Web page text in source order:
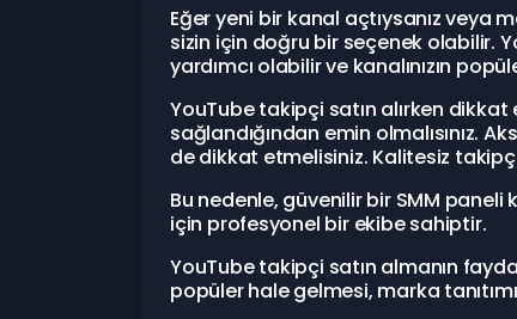
Eğer yeni bir kanal açtıysanız veya
sizin için doğru bir seçenek olabilir.
yardımcı olabilir ve kanalınızın
YouTube takipçi satın alırken
sağlandığından emin olmalısınız.
de dikkat etmelisiniz. Kalitesiz
Bu nedenle, güvenilir bir SMM
için profesyonel bir ekibe sahiptir.
YouTube takipçi satın almanın
popüler hale gelmesi, marka